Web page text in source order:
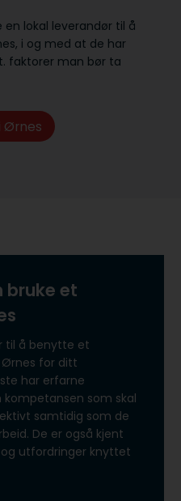
lokal leverandør til å
i og med at de har
faktorer man bør ta
Ørnes
bruke et
til å benytte et
for ditt
har erfarne
som skal
samtidig som de
De er også kjent
utfordringer knyttet